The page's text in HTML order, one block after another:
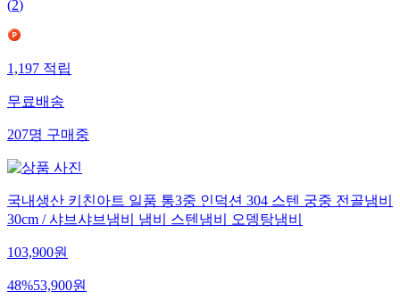
(2)
1,197적립
무료배송
207명구매중
국내생산 키친아트 일품 통3중 인덕션 304 스텐 궁중 전골냄비
30cm / 샤브샤브냄비 냄비 스텐냄비 오뎅탕냄비
103,900원
48%53,900원